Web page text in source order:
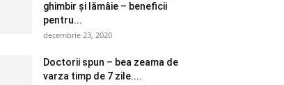
ghimbir și lămâie – beneficii
pentru...
decembrie 23, 2020
Doctorii spun – bea zeama de
varza timp de 7 zile....